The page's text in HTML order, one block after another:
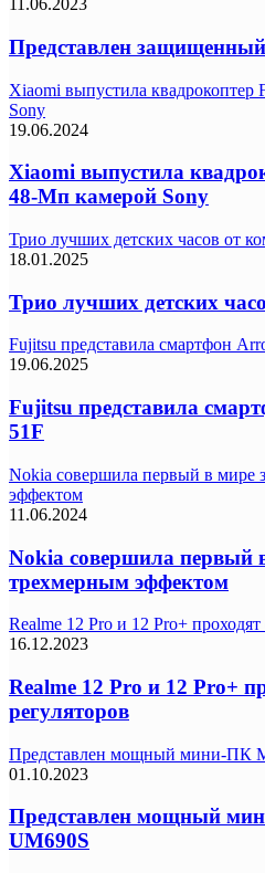
11.06.2023
Представлен
Xiaomi выпустила
Sony
19.06.2024
Xiaomi выпустила
48-Мп камерой Sony
Трио лучших детских часов от
18.01.2025
Трио лучших детских
Fujitsu представила смартфон
19.06.2025
Fujitsu представила
51F
Nokia совершила первый в мире
эффектом
11.06.2024
Nokia совершила первый
трехмерным эффектом
Realme 12 Pro и 12 Pro+
16.12.2023
Realme 12 Pro и 12 Pro+
регуляторов
Представлен мощный мини-ПК
01.10.2023
Представлен мощный
UM690S